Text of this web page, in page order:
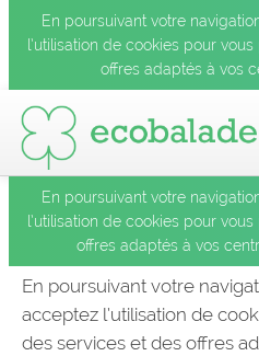
En poursuivant votre
l’utilisation de cookies pour
offres adaptés à vos
En poursuivant votre
l’utilisation de cookies pour
offres adaptés à vos
En poursuivant votre
acceptez l’utilisation de
des services et des offres